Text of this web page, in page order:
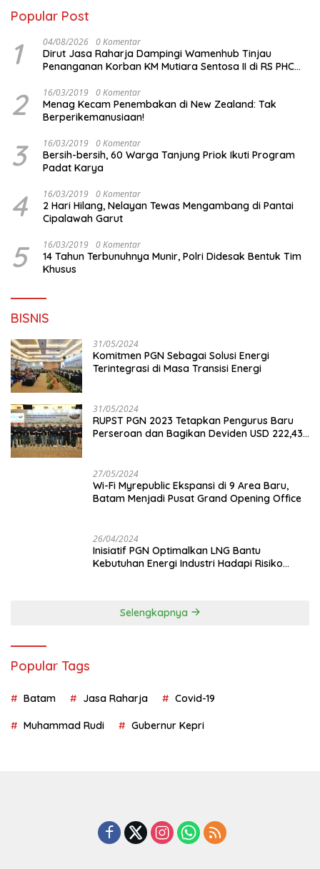
Popular Post
1 04/08/2026 0 Komentar
Dirut Jasa Raharja Dampingi Wamenhub Tinjau
Penanganan Korban KM Mutiara Sentosa II di RS PHC
2 16/03/2019 0 Komentar
Menag Kecam Penembakan di New Zealand: Tak
Berperikemanusiaan!
3 16/03/2019 0 Komentar
Bersih-bersih, 60 Warga Tanjung Priok Ikuti Program
Padat Karya
4 16/03/2019 0 Komentar
2 Hari Hilang, Nelayan Tewas Mengambang di Pantai
Cipalawah Garut
5 16/03/2019 0 Komentar
14 Tahun Terbunuhnya Munir, Polri Didesak Bentuk Tim
Khusus
BISNIS
31/05/2024
Komitmen PGN Sebagai Solusi Energi
Terintegrasi di Masa Transisi Energi
31/05/2024
RUPST PGN 2023 Tetapkan Pengurus Baru
Perseroan dan Bagikan Deviden USD 222,43
27/05/2024
Wi-Fi Myrepublic Ekspansi di 9 Area Baru,
Batam Menjadi Pusat Grand Opening Office
26/04/2024
Inisiatif PGN Optimalkan LNG Bantu
Kebutuhan Energi Industri Hadapi Risiko
Selengkapnya
Popular Tags
Batam Jasa Raharja Covid-19
Muhammad Rudi Gubernur Kepri